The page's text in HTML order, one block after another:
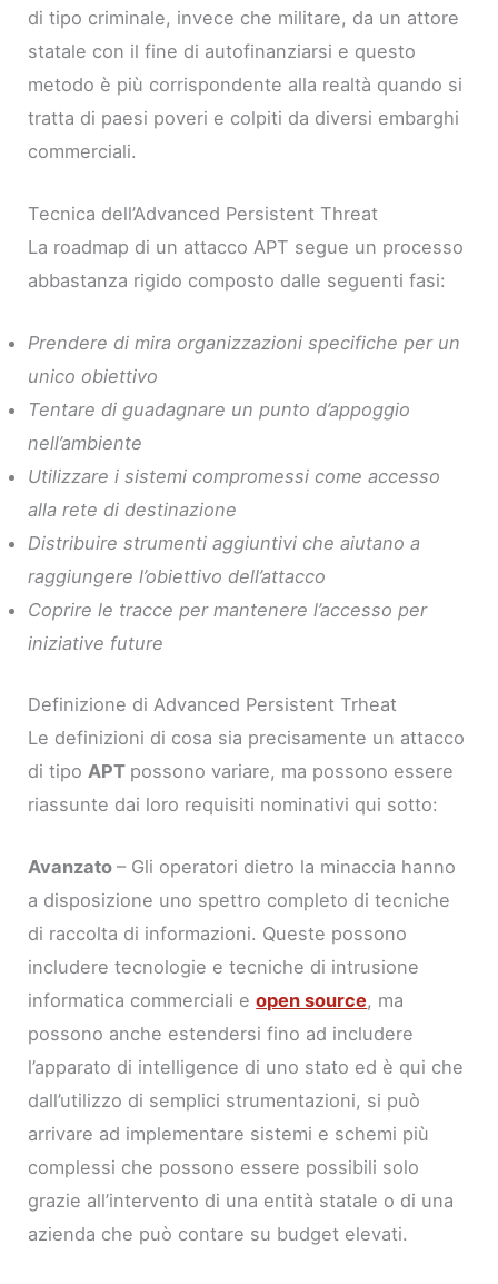
di tipo criminale, invece che militare, da un attore
statale con il fine di autofinanziarsi e questo
metodo è più corrispondente alla realtà quando si
tratta di paesi poveri e colpiti da diversi embarghi
commerciali.
Tecnica dell’Advanced Persistent Threat
La roadmap di un attacco APT segue un processo
abbastanza rigido composto dalle seguenti fasi:
Prendere di mira organizzazioni specifiche per un
unico obiettivo
Tentare di guadagnare un punto d’appoggio
nell’ambiente
Utilizzare i sistemi compromessi come accesso
alla rete di destinazione
Distribuire strumenti aggiuntivi che aiutano a
raggiungere l’obiettivo dell’attacco
Coprire le tracce per mantenere l’accesso per
iniziative future
Definizione di Advanced Persistent Trheat
Le definizioni di cosa sia precisamente un attacco
di tipo APT possono variare, ma possono essere
riassunte dai loro requisiti nominativi qui sotto:
Avanzato– Gli operatori dietro la minaccia hanno
a disposizione uno spettro completo di tecniche
di raccolta di informazioni. Queste possono
includere tecnologie e tecniche di intrusione
informatica commerciali eopen source, ma
possono anche estendersi fino ad includere
l’apparato di intelligence di uno stato ed è qui che
dall’utilizzo di semplici strumentazioni, si può
arrivare ad implementare sistemi e schemi più
complessi che possono essere possibili solo
grazie all’intervento di una entità statale o di una
azienda che può contare su budget elevati.